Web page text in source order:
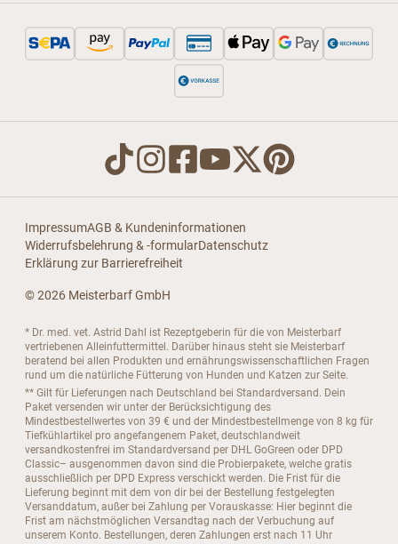
ImpressumAGB & Kundeninformationen
Widerrufsbelehrung & -formularDatenschutz
Erklärung zur Barrierefreiheit
© 2026 Meisterbarf GmbH
* Dr. med. vet. Astrid Dahl ist Rezeptgeberin für die von Meisterbarf
vertriebenen Alleinfuttermittel. Darüber hinaus steht sie Meisterbarf
beratend bei allen Produkten und ernährungswissenschaftlichen Fragen
rund um die natürliche Fütterung von Hunden und Katzen zur Seite.
** Gilt für Lieferungen nach Deutschland bei Standardversand. Dein
Paket versenden wir unter der Berücksichtigung des
Mindestbestellwertes von 39 € und der Mindestbestellmenge von 8 kg für
Tiefkühlartikel pro angefangenem Paket, deutschlandweit
versandkostenfrei im Standardversand per DHL GoGreen oder DPD
Classic– ausgenommen davon sind die Probierpakete, welche gratis
ausschließlich per DPD Express verschickt werden. Die Frist für die
Lieferung beginnt mit dem von dir bei der Bestellung festgelegten
Versanddatum, außer bei Zahlung per Vorauskasse: Hier beginnt die
Frist am nächstmöglichen Versandtag nach der Verbuchung auf
unserem Konto. Bestellungen, deren Zahlungen erst nach 11 Uhr